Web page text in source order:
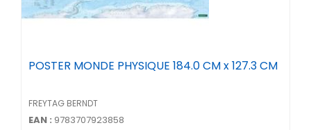
POSTER MONDE PHYSIQUE 184.0 CM x 127.3 CM
FREYTAG BERNDT
EAN : 9783707923858